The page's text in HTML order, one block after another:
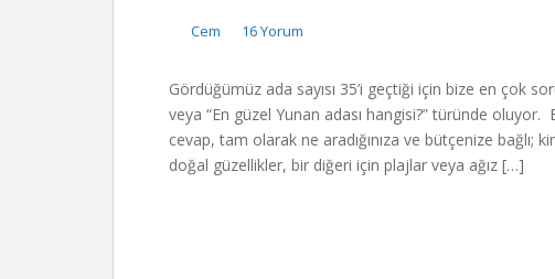
Cem 16 Yorum
Gördüğümüz ada sayısı 35’i geçtiği için bize en çok
veya “En güzel Yunan adası hangisi?” türünde oluyor.
cevap, tam olarak ne aradığınıza ve bütçenize bağlı;
doğal güzellikler, bir diğeri için plajlar veya ağız […]